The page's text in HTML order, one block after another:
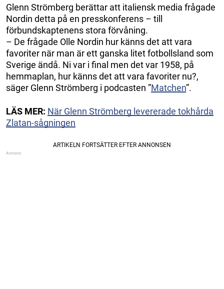
Glenn Strömberg berättar att italiensk media frågade
Nordin detta på en presskonferens – till
förbundskaptenens stora förvåning.
– De frågade Olle Nordin hur känns det att vara
favoriter när man är ett ganska litet fotbollsland som
Sverige ändå. Ni var i final men det var 1958, på
hemmaplan, hur känns det att vara favoriter nu?,
säger Glenn Strömberg i podcasten ”Matchen”.
LÄS MER: När Glenn Strömberg levererade tokhårda
Zlatan-sågningen